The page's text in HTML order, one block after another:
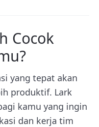
Cocok
yang tepat akan
produktif. Lark
kamu yang ingin
dan kerja tim